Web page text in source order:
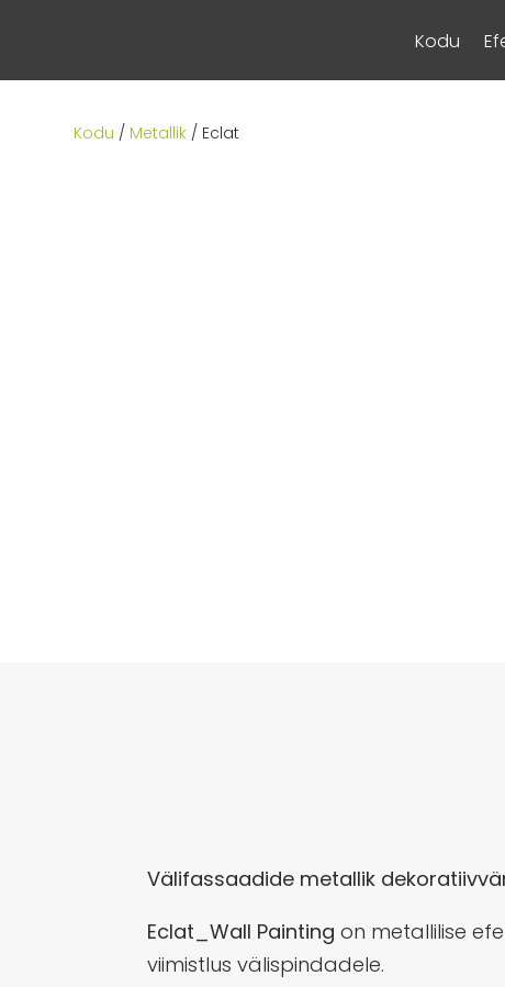
Kodu
Kodu / Metallik / Eclat
Välifassaadide metallik
Eclat_Wall Painting on metallilise
viimistlus välispindadele.